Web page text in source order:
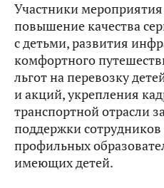
Участники
повышение качества
с детьми, развития
комфортного
льгот на перевозку
и акций, укрепления
транспортной отрасли
поддержки сотрудников
профильных
имеющих детей.